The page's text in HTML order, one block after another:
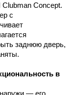
Clubman Concept.
с
заднюю дверь,
в